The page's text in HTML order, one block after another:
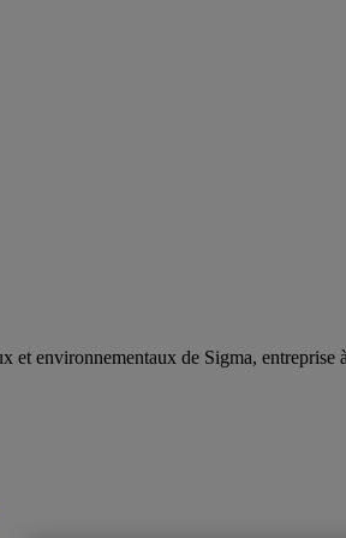
et environnementaux de Sigma, entreprise